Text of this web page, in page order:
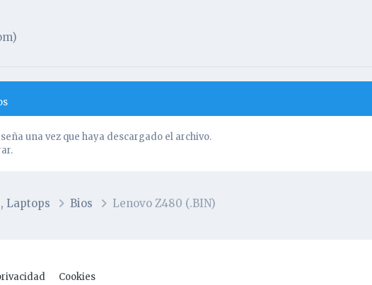
una vez que haya descargado el archivo.
Laptops Bios Lenovo Z480 (.BIN)
Cookies